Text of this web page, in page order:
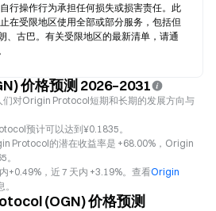
行操作行为承担任何损失或损害责任。此
在受限地区使用全部或部分服务，包括但
、古巴。有关受限地区的最新清单，请通
价格预测 2026–2031
们对Origin Protocol短期和长期的发展方向与
预计可以达到¥0.1835。
Protocol的潜在收益率是 +68.00%，Origin
+0.49%，近 7 天内 +3.19%。查看Origin
(OGN) 价格预测